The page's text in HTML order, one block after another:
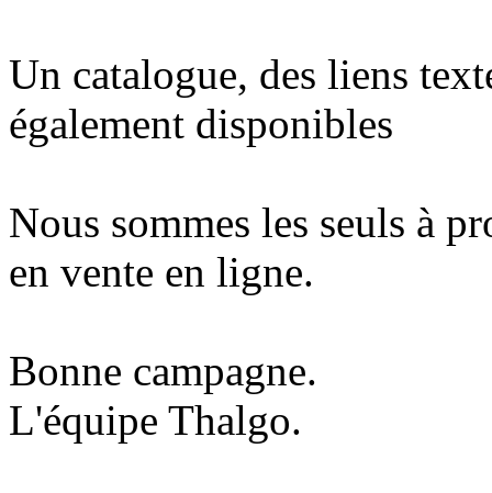
Un catalogue, des liens
également disponibles
Nous sommes les seuls à
en vente en ligne.
Bonne campagne.
L'équipe Thalgo.